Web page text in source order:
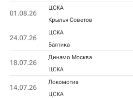
01.08.26
ЦСКА
Крылья Советов
24.07.26
ЦСКА
Балтика
18.07.26
Динамо Москва
ЦСКА
14.07.26
Локомотив
ЦСКА